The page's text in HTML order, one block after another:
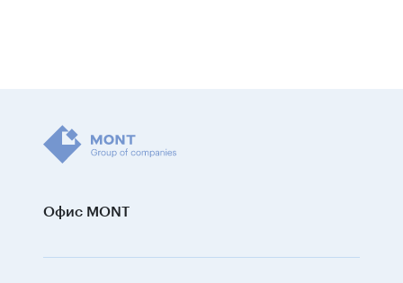
Офис MONT